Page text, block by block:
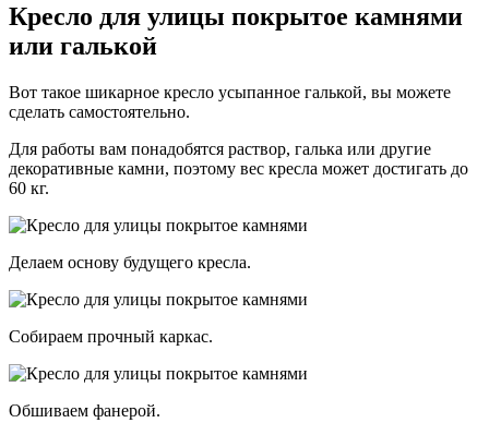
Кресло для улицы покрытое камнями
или галькой
Вот такое шикарное кресло усыпанное галькой, вы можете
сделать самостоятельно.
Для работы вам понадобятся раствор, галька или другие
декоративные камни, поэтому вес кресла может достигать до
60 кг.
Делаем основу будущего кресла.
Собираем прочный каркас.
Обшиваем фанерой.